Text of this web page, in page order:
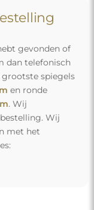
gevonden of
dan telefonisch
spiegels
en ronde
. Wij
Wij
met het